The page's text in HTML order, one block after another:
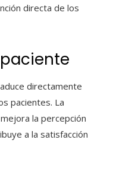
directa de los
directamente
pacientes. La
la percepción
a la satisfacción